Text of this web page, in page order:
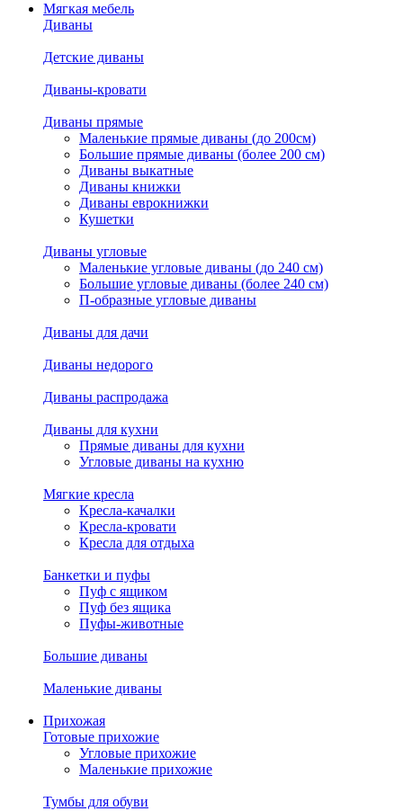
Мягкая мебель
Диваны
Детские диваны
Диваны-кровати
Диваны прямые
Маленькие прямые диваны (до 200см)
Большие прямые диваны (более 200 см)
Диваны выкатные
Диваны книжки
Диваны еврокнижки
Кушетки
Диваны угловые
Маленькие угловые диваны (до 240 см)
Большие угловые диваны (более 240 см)
П-образные угловые диваны
Диваны для дачи
Диваны недорого
Диваны распродажа
Диваны для кухни
Прямые диваны для кухни
Угловые диваны на кухню
Мягкие кресла
Кресла-качалки
Кресла-кровати
Кресла для отдыха
Банкетки и пуфы
Пуф с ящиком
Пуф без ящика
Пуфы-животные
Большие диваны
Маленькие диваны
Прихожая
Готовые прихожие
Угловые прихожие
Маленькие прихожие
Тумбы для обуви